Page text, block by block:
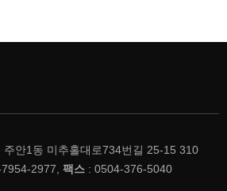
주안1동 미추홀대로734번길 25-15 310
2977, 팩스 : 0504-376-5040